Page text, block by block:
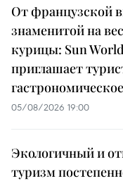
От французской
знаменитой на
курицы: Sun
приглашает
05/08/2026 19:00
Экологичный и
туризм